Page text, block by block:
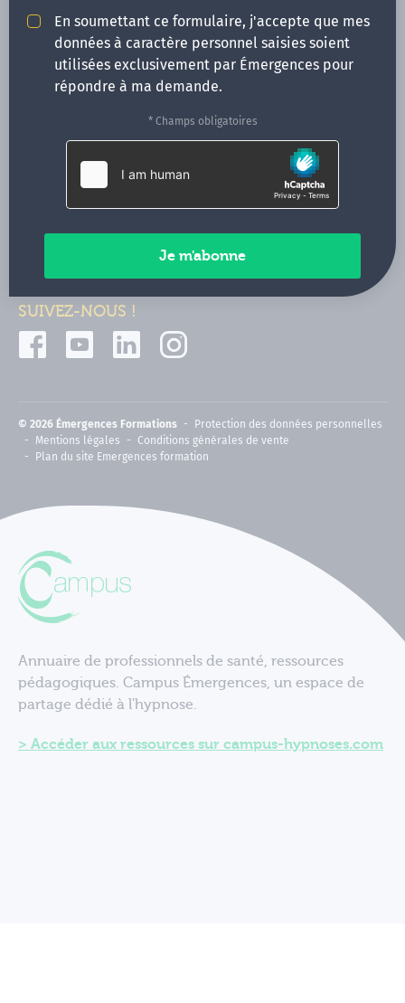
En soumettant ce formulaire, j'accepte que mes
données à caractère personnel saisies soient
utilisées exclusivement par Émergences pour
répondre à ma demande.
* Champs obligatoires
INFOS PRATIQUES
Qui sommes-nous ?
CONTACT
35000 Rennes
02 99 05 25 47
Contactez-nous
Paiements sécurisés
SUIVEZ-NOUS !
© 2026 Émergences Formations
Protection des données personnelles
Mentions légales
Conditions générales de vente
Plan du site Emergences formation
Annuaire de professionnels de santé, ressources
pédagogiques. Campus Émergences, un espace de
partage dédié à l'hypnose.
Accéder aux ressources sur campus-hypnoses.com